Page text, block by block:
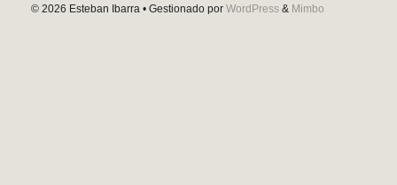
© 2026 Esteban Ibarra • Gestionado por WordPress & Mimbo